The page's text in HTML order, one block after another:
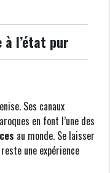
l’état pur
Ses canaux
en font l’une des
au monde. Se laisser
une expérience